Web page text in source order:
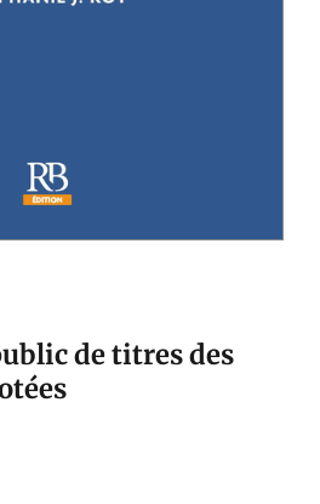
de titres des